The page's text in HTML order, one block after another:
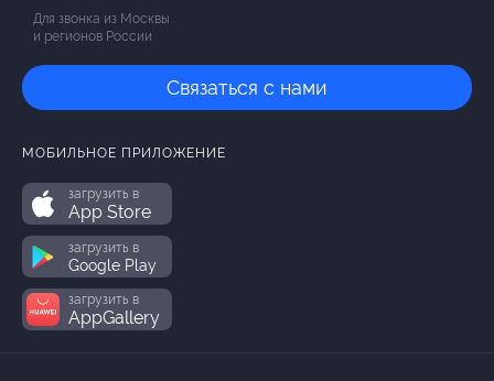
Для звонка из Москвы
и регионов России
Связаться с нами
МОБИЛЬНОЕ ПРИЛОЖЕНИЕ
загрузить в
App Store
загрузить в
Google Play
загрузить в
AppGallery